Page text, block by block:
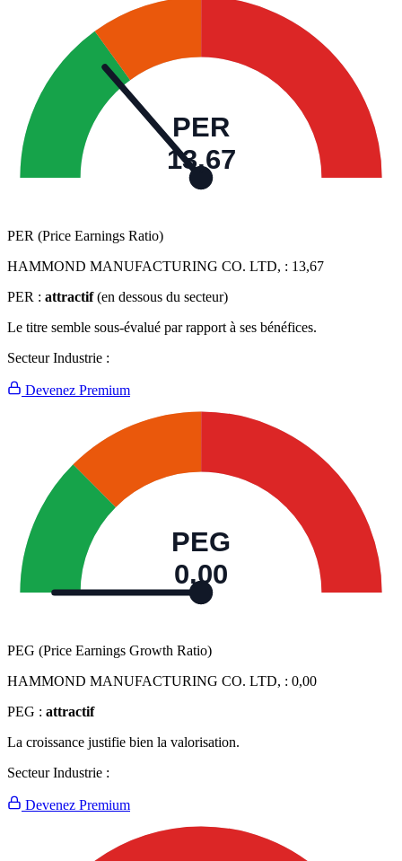
PER
13,67
PER (Price Earnings Ratio)
HAMMOND MANUFACTURING CO. LTD, : 13,67
PER : attractif (en dessous du secteur)
Le titre semble sous-évalué par rapport à ses bénéfices.
Secteur Industrie :
Devenez Premium
PEG
0,00
PEG (Price Earnings Growth Ratio)
HAMMOND MANUFACTURING CO. LTD, : 0,00
PEG : attractif
La croissance justifie bien la valorisation.
Secteur Industrie :
Devenez Premium